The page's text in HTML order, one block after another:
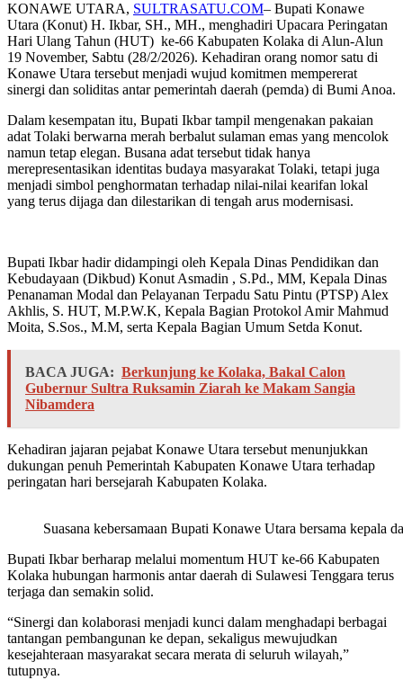
KONAWE UTARA, SULTRASATU.COM– Bupati Konawe
Utara (Konut) H. Ikbar, SH., MH., menghadiri Upacara Peringatan
Hari Ulang Tahun (HUT) ke-66 Kabupaten Kolaka di Alun-Alun
19 November, Sabtu (28/2/2026). Kehadiran orang nomor satu di
Konawe Utara tersebut menjadi wujud komitmen mempererat
sinergi dan soliditas antar pemerintah daerah (pemda) di Bumi Anoa.
Dalam kesempatan itu, Bupati Ikbar tampil mengenakan pakaian
adat Tolaki berwarna merah berbalut sulaman emas yang mencolok
namun tetap elegan. Busana adat tersebut tidak hanya
merepresentasikan identitas budaya masyarakat Tolaki, tetapi juga
menjadi simbol penghormatan terhadap nilai-nilai kearifan lokal
yang terus dijaga dan dilestarikan di tengah arus modernisasi.
Bupati Ikbar hadir didampingi oleh Kepala Dinas Pendidikan dan
Kebudayaan (Dikbud) Konut Asmadin , S.Pd., MM, Kepala Dinas
Penanaman Modal dan Pelayanan Terpadu Satu Pintu (PTSP) Alex
Akhlis, S. HUT, M.P.W.K, Kepala Bagian Protokol Amir Mahmud
Moita, S.Sos., M.M, serta Kepala Bagian Umum Setda Konut.
BACA JUGA: Berkunjung ke Kolaka, Bakal Calon
Gubernur Sultra Ruksamin Ziarah ke Makam Sangia
Nibamdera
Kehadiran jajaran pejabat Konawe Utara tersebut menunjukkan
dukungan penuh Pemerintah Kabupaten Konawe Utara terhadap
peringatan hari bersejarah Kabupaten Kolaka.
Suasana kebersamaan Bupati Konawe Utara bersama kepala
Bupati Ikbar berharap melalui momentum HUT ke-66 Kabupaten
Kolaka hubungan harmonis antar daerah di Sulawesi Tenggara terus
terjaga dan semakin solid.
“Sinergi dan kolaborasi menjadi kunci dalam menghadapi berbagai
tantangan pembangunan ke depan, sekaligus mewujudkan
kesejahteraan masyarakat secara merata di seluruh wilayah,”
tutupnya.